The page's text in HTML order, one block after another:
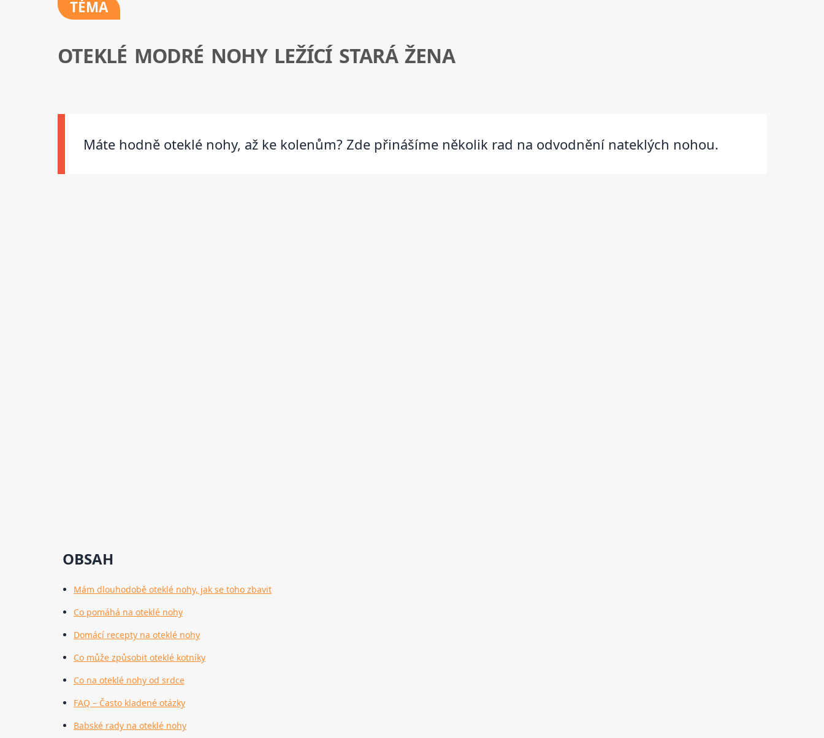
TÉMA
OTEKLÉ MODRÉ NOHY LEŽÍCÍ STARÁ ŽENA
Máte hodně oteklé nohy, až ke kolenům? Zde přinášíme několik rad na odvodnění nateklých nohou.
OBSAH
Mám dlouhodobě oteklé nohy, jak se toho zbavit
Co pomáhá na oteklé nohy
Domácí recepty na oteklé nohy
Co může způsobit oteklé kotníky
Co na oteklé nohy od srdce
FAQ – Často kladené otázky
Babské rady na oteklé nohy